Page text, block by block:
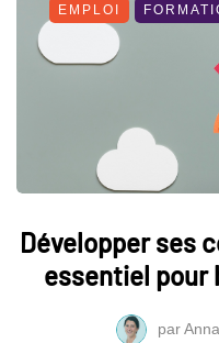
EMPLOI
Développer ses
essentiel pour
parAnna